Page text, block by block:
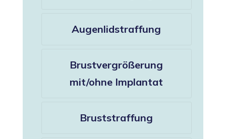
Augenlidstraffung
Brustvergrößerung
mit/ohne Implantat
Bruststraffung